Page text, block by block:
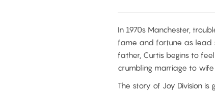
In 1970s Manchester,
fame and fortune as lead
father, Curtis begins to
crumbling marriage to
The story of Joy Division